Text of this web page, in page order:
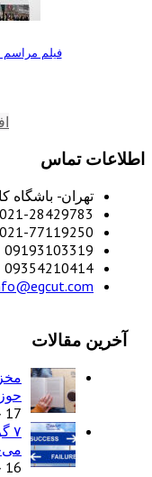
فیلم مراسم
اطلاعات تماس
تهران- باشگاه
021-28429783
021-77119250
09193103319
09354210414
آخرین مقالات
17 خرداد 1400
16 خرداد 1400